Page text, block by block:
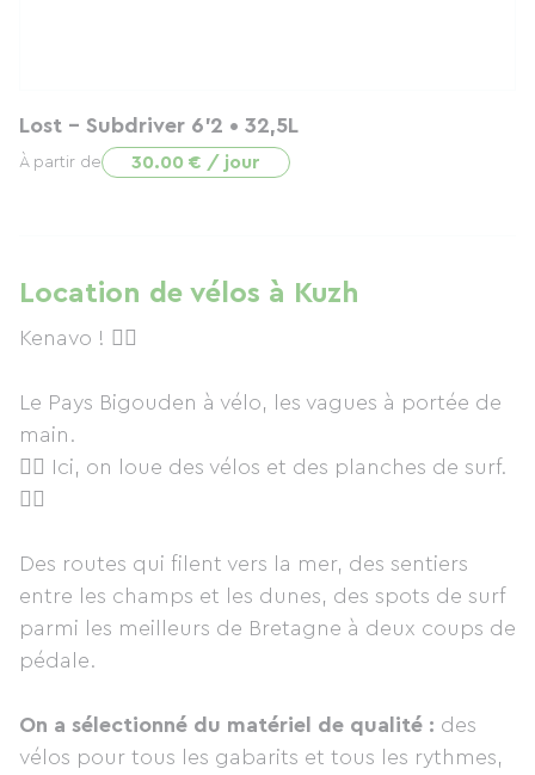
Lost - Subdriver 6'2 • 32,5L
À partir de 30.00 € / jour
Location de vélos à Kuzh
Kenavo ! 🙋‍♂️
Le Pays Bigouden à vélo, les vagues à portée de
main.
🚴‍♂️ Ici, on loue des vélos et des planches de surf.
🏄‍♀️
Des routes qui filent vers la mer, des sentiers
entre les champs et les dunes, des spots de surf
parmi les meilleurs de Bretagne à deux coups de
pédale.
On a sélectionné du matériel de qualité : des
vélos pour tous les gabarits et tous les rythmes,